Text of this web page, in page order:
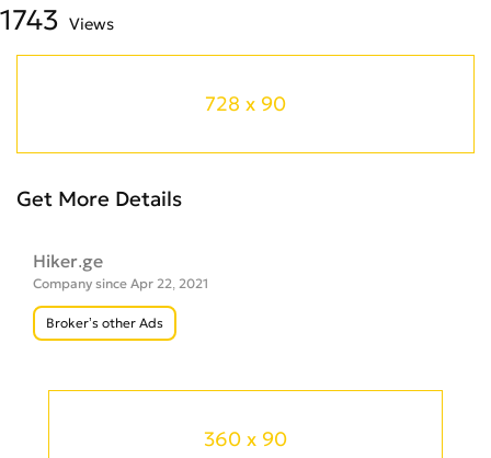
360 x 90
1743 Views
728 x 90
Get More Details
Hiker.ge
Company since Apr 22, 2021
Broker’s other Ads